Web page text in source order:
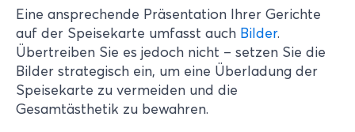
Eine ansprechende Präsentation Ihrer Gerichte
auf der Speisekarte umfasst auch Bilder.
Übertreiben Sie es jedoch nicht – setzen Sie die
Bilder strategisch ein, um eine Überladung der
Speisekarte zu vermeiden und die
Gesamtästhetik zu bewahren.